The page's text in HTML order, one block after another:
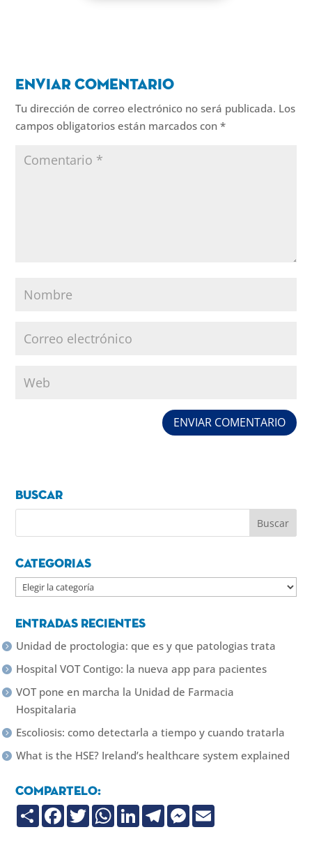
Enviar comentario
Tu dirección de correo electrónico no será publicada. Los
campos obligatorios están marcados con*
Buscar
Categorias
Categorias
Entradas recientes
Unidad de proctologia: que es y que patologias trata
Hospital VOT Contigo: la nueva app para pacientes
VOT pone en marcha la Unidad de Farmacia
Hospitalaria
Escoliosis: como detectarla a tiempo y cuando tratarla
What is the HSE? Ireland’s healthcare system explained
Compartelo:
C
o
F
a
T
w
W
L
T
e
M
e